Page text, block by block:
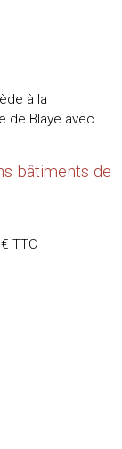
à la
de Blaye avec
bâtiments de
TTC